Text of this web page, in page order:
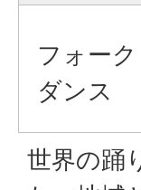
フォーク
ダンス
世界の踊